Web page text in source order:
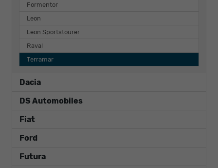
Formentor
Leon
Leon Sportstourer
Raval
Terramar
Dacia
DS Automobiles
Fiat
Ford
Futura